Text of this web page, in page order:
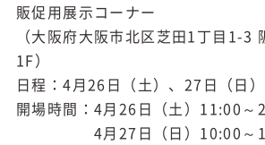
販促用展示コーナー
（大阪府大阪市北区芝田1丁目1-3
1F）
日程：4月26日（土）、27日（日）
開場時間：4月26日（土）11:00～
4月27日（日）10:00～